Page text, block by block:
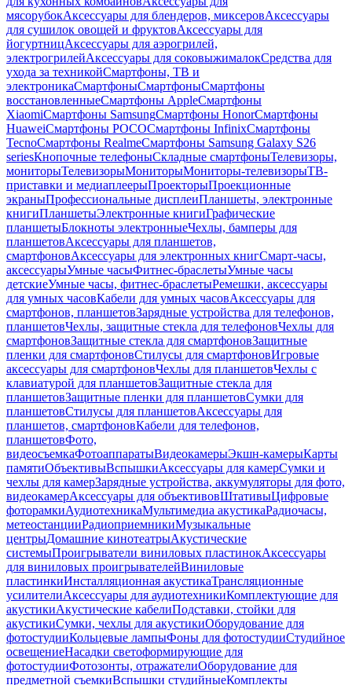
мясорубокАксессуары для блендеров, миксеровАксессуары
для сушилок овощей и фруктовАксессуары для
йогуртницАксессуары для аэрогрилей,
электрогрилейАксессуары для соковыжималокСредства для
ухода за техникойСмартфоны, ТВ и
электроникаСмартфоныСмартфоныСмартфоны
восстановленныеСмартфоны AppleСмартфоны
XiaomiСмартфоны SamsungСмартфоны HonorСмартфоны
HuaweiСмартфоны POCOСмартфоны InfinixСмартфоны
TecnoСмартфоны RealmeСмартфоны Samsung Galaxy S26
seriesКнопочные телефоныСкладные смартфоныТелевизоры,
мониторыТелевизорыМониторыМониторы-телевизорыТВ-
приставки и медиаплеерыПроекторыПроекционные
экраныПрофессиональные дисплеиПланшеты, электронные
книгиПланшетыЭлектронные книгиГрафические
планшетыБлокноты электронныеЧехлы, бамперы для
планшетовАксессуары для планшетов,
смартфоновАксессуары для электронных книгСмарт-часы,
аксессуарыУмные часыФитнес-браслетыУмные часы
детскиеУмные часы, фитнес-браслетыРемешки, аксессуары
для умных часовКабели для умных часовАксессуары для
смартфонов, планшетовЗарядные устройства для телефонов,
планшетовЧехлы, защитные стекла для телефоновЧехлы для
смартфоновЗащитные стекла для смартфоновЗащитные
пленки для смартфоновСтилусы для смартфоновИгровые
аксессуары для смартфоновЧехлы для планшетовЧехлы с
клавиатурой для планшетовЗащитные стекла для
планшетовЗащитные пленки для планшетовСумки для
планшетовСтилусы для планшетовАксессуары для
планшетов, смартфоновКабели для телефонов,
планшетовФото,
видеосъемкаФотоаппаратыВидеокамерыЭкшн-камерыКарты
памятиОбъективыВспышкиАксессуары для камерСумки и
чехлы для камерЗарядные устройства, аккумуляторы для фото,
видеокамерАксессуары для объективовШтативыЦифровые
фоторамкиАудиотехникаМультимедиа акустикаРадиочасы,
метеостанцииРадиоприемникиМузыкальные
центрыДомашние кинотеатрыАкустические
системыПроигрыватели виниловых пластинокАксессуары
для виниловых проигрывателейВиниловые
пластинкиИнсталляционная акустикаТрансляционные
усилителиАксессуары для аудиотехникиКомплектующие для
акустикиАкустические кабелиПодставки, стойки для
акустикиСумки, чехлы для акустикиОборудование для
фотостудииКольцевые лампыФоны для фотостудииСтудийное
освещениеНасадки светоформирующие для
фотостудииФотозонты, отражателиОборудование для
предметной съемкиВспышки студийныеКомплекты